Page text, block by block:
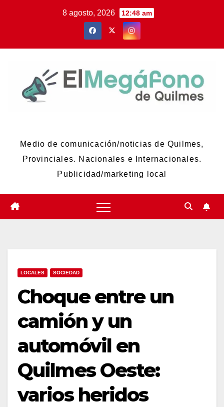
8 agosto, 2026 12:48 am
Medio de comunicación/noticias de Quilmes,
Provinciales. Nacionales e Internacionales.
Publicidad/marketing local
LOCALES SOCIEDAD
Choque entre un
camión y un
automóvil en
Quilmes Oeste:
varios heridos